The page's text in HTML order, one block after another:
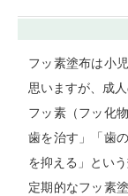
フッ素塗布は小
思いますが、成
フッ素（フッ化
歯を治す」「歯
を抑える」とい
定期的なフッ素